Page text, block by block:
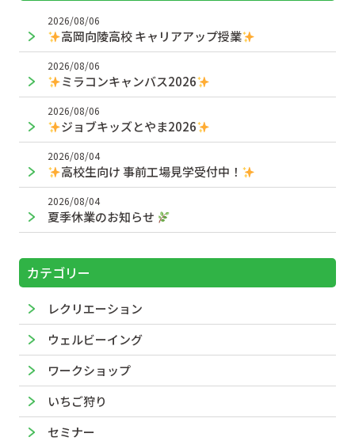
高岡向陵高校 キャリアアップ授業
2026/08/06
ミラコンキャンバス2026
2026/08/06
ジョブキッズとやま2026
2026/08/06
高校生向け 事前工場見学受付中！
2026/08/04
夏季休業のお知らせ
2026/08/04
カテゴリー
レクリエーション
ウェルビーイング
ワークショップ
いちご狩り
セミナー